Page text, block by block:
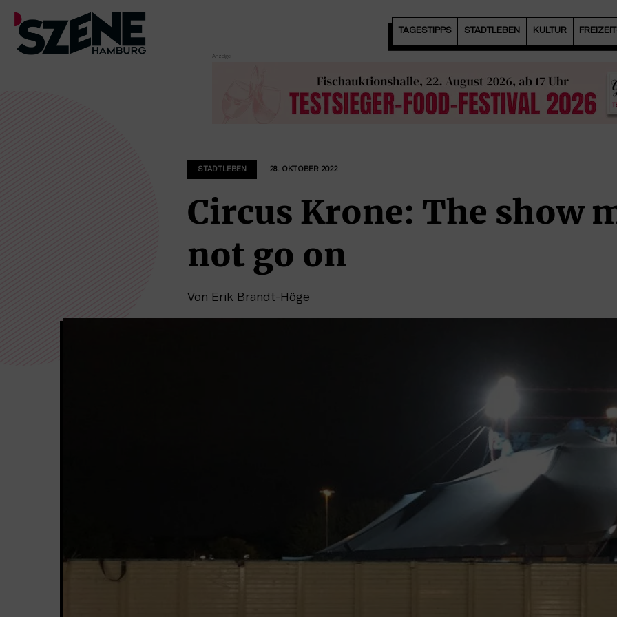
Zum
TAGESTIPPS STADTLEBEN KULTUR
STADTLEBEN 28. OKTOBER 2022
Circus Krone: The show
not go on
Von Erik Brandt-Höge